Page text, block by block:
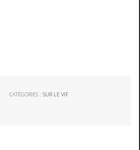
CATÉGORIES :SUR LE VIF